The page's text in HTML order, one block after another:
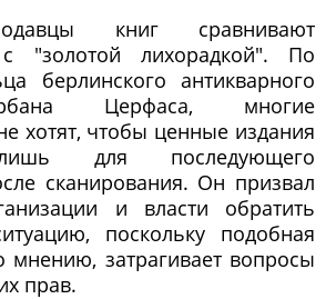
книг сравнивают
"золотой лихорадкой". По
берлинского антикварного
Церфаса, многие
хотят, чтобы ценные издания
для последующего
сканирования. Он призвал
и власти обратить
поскольку подобная
мнению, затрагивает вопросы
прав.